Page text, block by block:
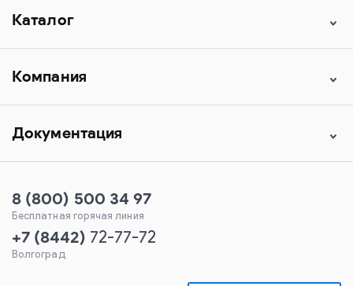
Каталог
Компания
Документация
8 (800) 500 34 97
Бесплатная горячая линия
+7 (8442) 72-77-72
Волгоград